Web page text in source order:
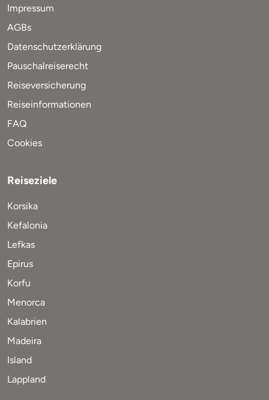
Impressum
AGBs
Datenschutzerklärung
Pauschalreiserecht
Reiseversicherung
Reiseinformationen
FAQ
Cookies
Reiseziele
Korsika
Kefalonia
Lefkas
Epirus
Korfu
Menorca
Kalabrien
Madeira
Island
Lappland